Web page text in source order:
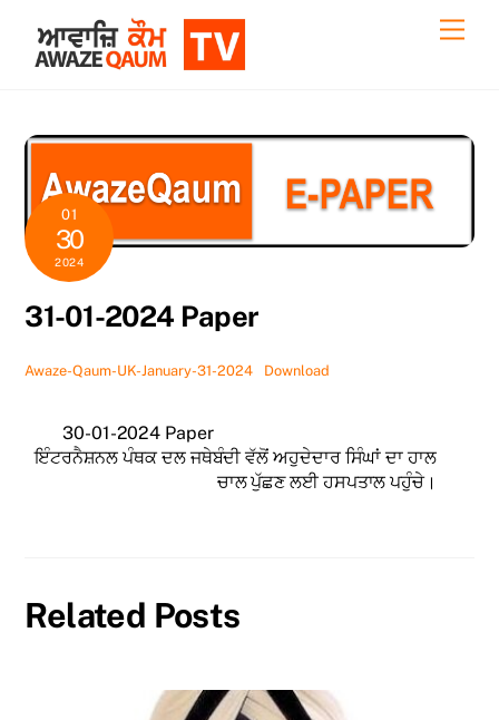
content
01
30
2024
31-01-2024 Paper
Awaze-Qaum-UK-January-31-2024 Download
30-01-2024 Paper
ਇੰਟਰਨੈਸ਼ਨਲ ਪੰਥਕ ਦਲ ਜਥੇਬੰਦੀ ਵੱਲੋਂ ਅਹੁਦੇਦਾਰ ਸਿੰਘਾਂ ਦਾ ਹਾਲ
ਚਾਲ ਪੁੱਛਣ ਲਈ ਹਸਪਤਾਲ ਪਹੁੰਚੇ।
Related Posts